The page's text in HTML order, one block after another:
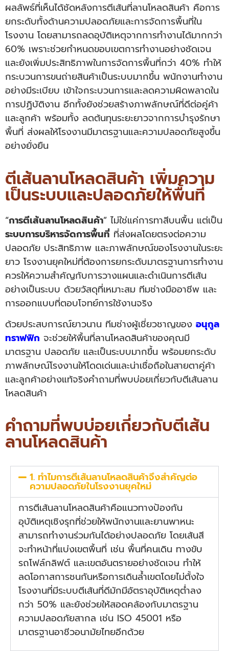
ผลลัพธ์ที่เห็นได้ชัดหลังการตีเส้นที่ลานโหลดสินค้า คือการ
ยกระดับทั้งด้านความปลอดภัยและการจัดการพื้นที่ใน
โรงงาน โดยสามารถลดอุบัติเหตุจากการทำงานได้มากกว่า
60% เพราะช่วยกำหนดขอบเขตการทำงานอย่างชัดเจน
และยังเพิ่มประสิทธิภาพในการจัดการพื้นที่กว่า 40% ทำให้
กระบวนการขนถ่ายสินค้าเป็นระบบมากขึ้น พนักงานทำงาน
อย่างมีระเบียบ เข้าใจกระบวนการและลดความผิดพลาดใน
การปฏิบัติงาน อีกทั้งยังช่วยสร้างภาพลักษณ์ที่ดีต่อคู่ค้า
และลูกค้า พร้อมทั้ง ลดต้นทุนระยะยาวจากการบำรุงรักษา
พื้นที่ ส่งผลให้โรงงานมีมาตรฐานและความปลอดภัยสูงขึ้น
อย่างยั่งยืน
ตีเส้นลานโหลดสินค้า เพิ่มความ
เป็นระบบและปลอดภัยให้พื้นที่
“การตีเส้นลานโหลดสินค้า” ไม่ใช่แค่การทาสีบนพื้น แต่เป็น
ระบบการบริหารจัดการพื้นที่ ที่ส่งผลโดยตรงต่อความ
ปลอดภัย ประสิทธิภาพ และภาพลักษณ์ของโรงงานในระยะ
ยาว โรงงานยุคใหม่ที่ต้องการยกระดับมาตรฐานการทำงาน
ควรให้ความสำคัญกับการวางแผนและดำเนินการตีเส้น
อย่างเป็นระบบ ด้วยวัสดุที่เหมาะสม ทีมช่างมืออาชีพ และ
การออกแบบที่ตอบโจทย์การใช้งานจริง
ด้วยประสบการณ์ยาวนาน ทีมช่างผู้เชี่ยวชาญของ อนุกูล
ทราฟฟิก จะช่วยให้พื้นที่ลานโหลดสินค้าของคุณมี
มาตรฐาน ปลอดภัย และเป็นระบบมากขึ้น พร้อมยกระดับ
ภาพลักษณ์โรงงานให้โดดเด่นและน่าเชื่อถือในสายตาคู่ค้า
และลูกค้าอย่างแท้จริงคำถามที่พบบ่อยเกี่ยวกับตีเส้นลาน
โหลดสินค้า
คำถามที่พบบ่อยเกี่ยวกับตีเส้น
ลานโหลดสินค้า
1. ทำไมการตีเส้นลานโหลดสินค้าจึงสำคัญต่อ
ความปลอดภัยในโรงงานยุคใหม่
การตีเส้นลานโหลดสินค้าคือแนวทางป้องกัน
อุบัติเหตุเชิงรุกที่ช่วยให้พนักงานและยานพาหนะ
สามารถทำงานร่วมกันได้อย่างปลอดภัย โดยเส้นสี
จะทำหน้าที่แบ่งเขตพื้นที่ เช่น พื้นที่คนเดิน ทางขับ
รถโฟล์กลิฟต์ และเขตอันตรายอย่างชัดเจน ทำให้
ลดโอกาสการชนกันหรือการเดินล้ำเขตโดยไม่ตั้งใจ
โรงงานที่มีระบบตีเส้นที่ดีมักมีอัตราอุบัติเหตุต่ำลง
กว่า 50% และยังช่วยให้สอดคล้องกับมาตรฐาน
ความปลอดภัยสากล เช่น ISO 45001 หรือ
มาตรฐานอาชีวอนามัยไทยอีกด้วย